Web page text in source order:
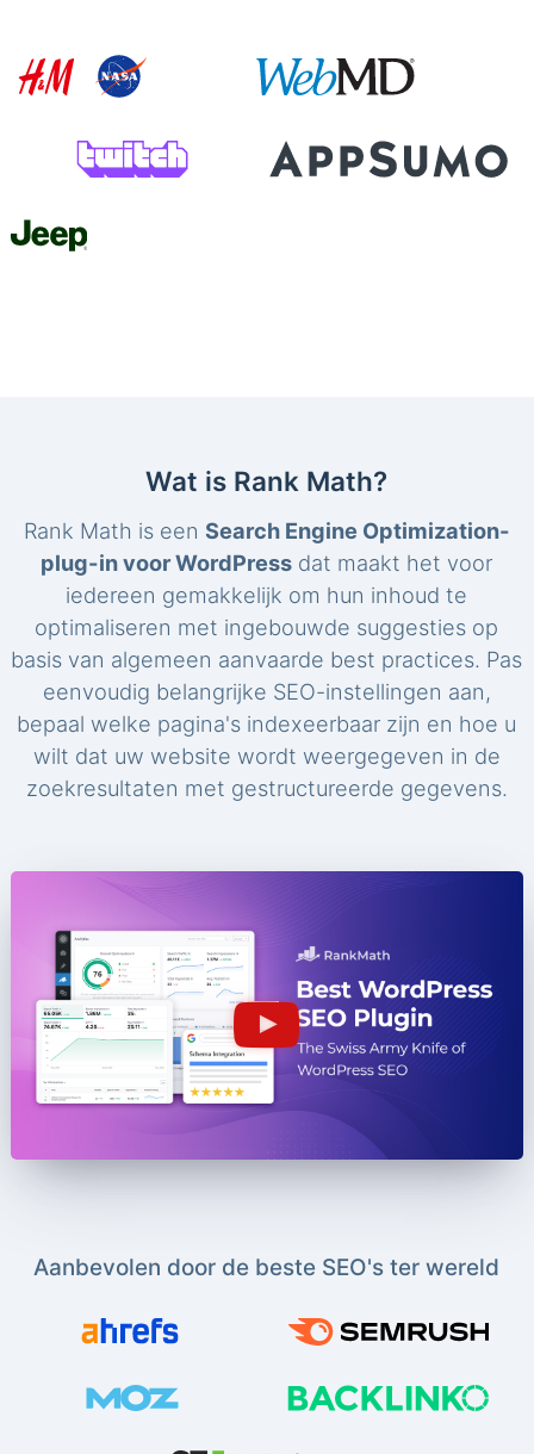
Wat is Rank Math?
Rank Math is een Search Engine Optimization-
plug-in voor WordPress dat maakt het voor
iedereen gemakkelijk om hun inhoud te
optimaliseren met ingebouwde suggesties op
basis van algemeen aanvaarde best practices. Pas
eenvoudig belangrijke SEO-instellingen aan,
bepaal welke pagina's indexeerbaar zijn en hoe u
wilt dat uw website wordt weergegeven in de
zoekresultaten met gestructureerde gegevens.
Aanbevolen door de beste SEO's ter wereld